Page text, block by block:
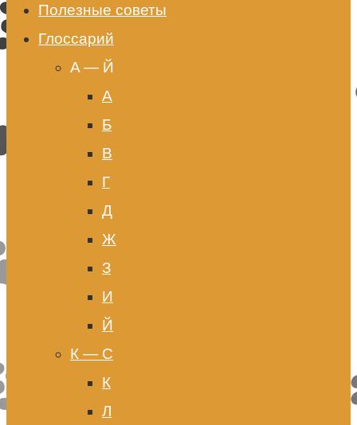
Полезные советы
Глоссарий
A — Й
А
Б
В
Г
Д
Ж
З
И
Й
К — С
К
Л